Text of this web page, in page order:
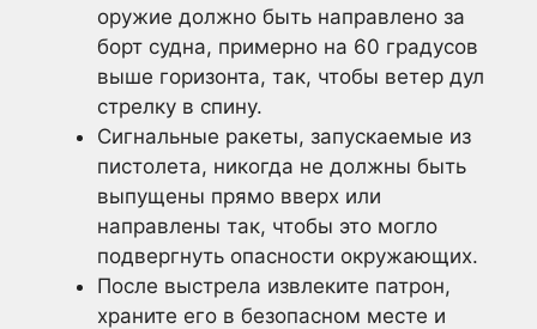
оружие должно быть направлено за
борт судна, примерно на 60 градусов
выше горизонта, так, чтобы ветер дул
стрелку в спину.
Сигнальные ракеты, запускаемые из
пистолета, никогда не должны быть
выпущены прямо вверх или
направлены так, чтобы это могло
подвергнуть опасности окружающих.
После выстрела извлеките патрон,
храните его в безопасном месте и